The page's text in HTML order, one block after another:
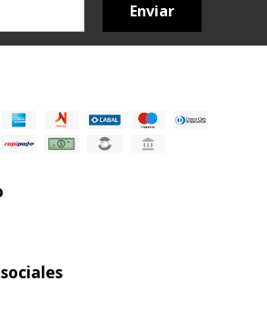
Enviar